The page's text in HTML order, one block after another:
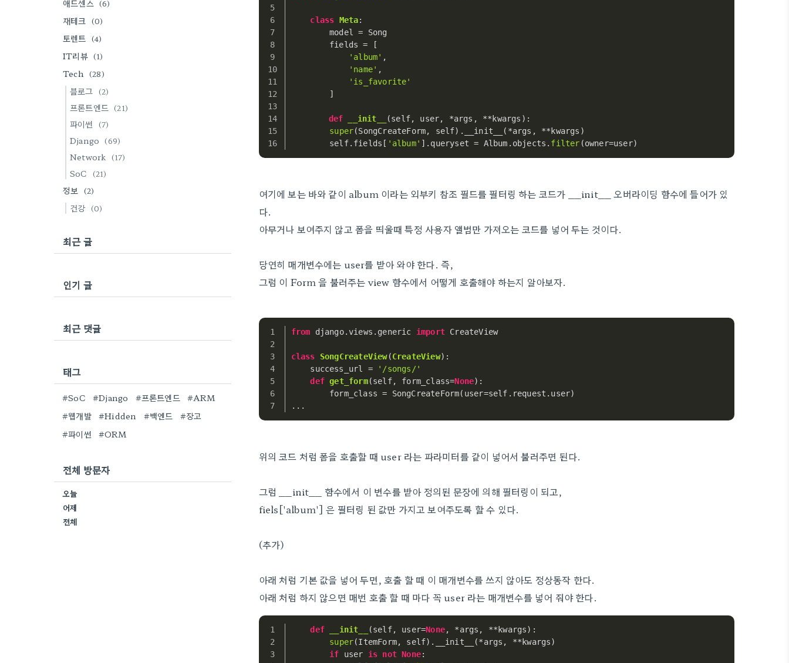
class Meta:
        model = Song
        fields = [
'album' ,
'name' ,
'is_favorite'
        ]
def __init__ (self, user, *args, **kwargs ):
super(SongCreateForm, self).__init__(*args, **kwargs)
        self.fields[
'album' ].queryset = Album.objects. filter (owner=user)
여기에 보는 바와 같이 album 이라는 외부키 참조 필드를 필터링 하는 코드가 __init__ 오버라이딩 함수에 들어가 있
다.
아무거나 보여주지 않고 폼을 띄울때 특정 사용자 앨범만 가져오는 코드를 넣어 두는 것이다.
당연히 매개변수에는 user를 받아 와야 한다. 즉,
그럼 이 Form 을 불러주는 view 함수에서 어떻게 호출해야 하는지 알아보자.
from django.views.generic import CreateView
class SongCreateView(CreateView):
    success_url =
'/songs/'
def get_form(self, form_class=None):
        form_class = SongCreateForm(user=self.request.user)
...
위의 코드 처럼 폼을 호출할 때 user 라는 파라미터를 같이 넣어서 불러주면 된다.
그럼 __init__ 함수에서 이 변수를 받아 정의된 문장에 의해 필터링이 되고,
fiels['album'] 은 필터링 된 값만 가지고 보여주도록 할 수 있다.
(추가)
아래 처럼 기본 값을 넣어 두면, 호출 할 때 이 매개변수를 쓰지 않아도 정상동작 한다.
아래 처럼 하지 않으면 매번 호출 할 때 마다 꼭 user 라는 매개변수를 넣어 줘야 한다.
def __init__ (self, user=None, *args, **kwargs):
super(ItemForm, self).__init__(*args, **kwargs)
if user is not None:
애드센스 (6)
재테크 (0)
토렌트 (4)
IT리뷰 (1)
Tech (28)
블로그 (2)
프론트엔드 (21)
파이썬 (7)
Django (69)
Network (17)
SoC (21)
정보 (2)
건강 (0)
최근 글
인기 글
최근 댓글
태그
#SoC #Django #프론트엔드
#ARM
#웹개발
#Hidden #백엔드
#장고
#파이썬
#ORM
전체 방문자
오늘
어제
전체